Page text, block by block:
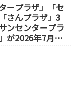
ープラザ」「セ
さんプラザ」3
ンセンタープラ
が2026年7月発